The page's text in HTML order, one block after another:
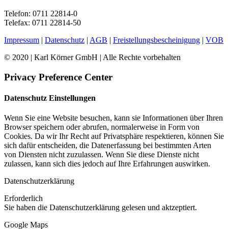
Telefon: 0711 22814-0
Telefax: 0711 22814-50
Impressum | Datenschutz | AGB | Freistellungsbescheinigung | VOB
© 2020 | Karl Körner GmbH | Alle Rechte vorbehalten
Privacy Preference Center
Datenschutz Einstellungen
Wenn Sie eine Website besuchen, kann sie Informationen über Ihren
Browser speichern oder abrufen, normalerweise in Form von
Cookies. Da wir Ihr Recht auf Privatsphäre respektieren, können Sie
sich dafür entscheiden, die Datenerfassung bei bestimmten Arten
von Diensten nicht zuzulassen. Wenn Sie diese Dienste nicht
zulassen, kann sich dies jedoch auf Ihre Erfahrungen auswirken.
Datenschutzerklärung
Erforderlich
Sie haben die Datenschutzerklärung gelesen und aktzeptiert.
Google Maps